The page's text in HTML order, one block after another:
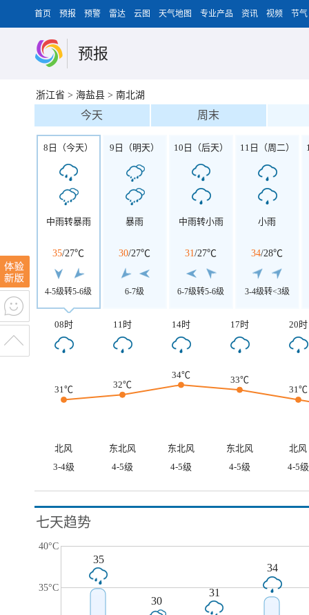
首页 预报 预警 雷达 云图 天气地图 专业产品 资讯 视频 节气
预报
浙江省 > 海盐县 > 南北湖
今天 周末
8日（今天）
中雨转暴雨
35/27℃
4-5级转5-6级
9日（明天）
暴雨
30/27℃
6-7级
10日（后天）
中雨转小雨
31/27℃
6-7级转5-6级
11日（周二）
小雨
34/28℃
3-4级转<3级
08时 11时 14时 17时 20时
31℃ 32℃
34℃
33℃
31℃
北风 东北风 东北风 东北风
北风
3-4级
4-5级 4-5级 4-5级 4-5级
七天趋势
40°C
35°C
35
30
31
34